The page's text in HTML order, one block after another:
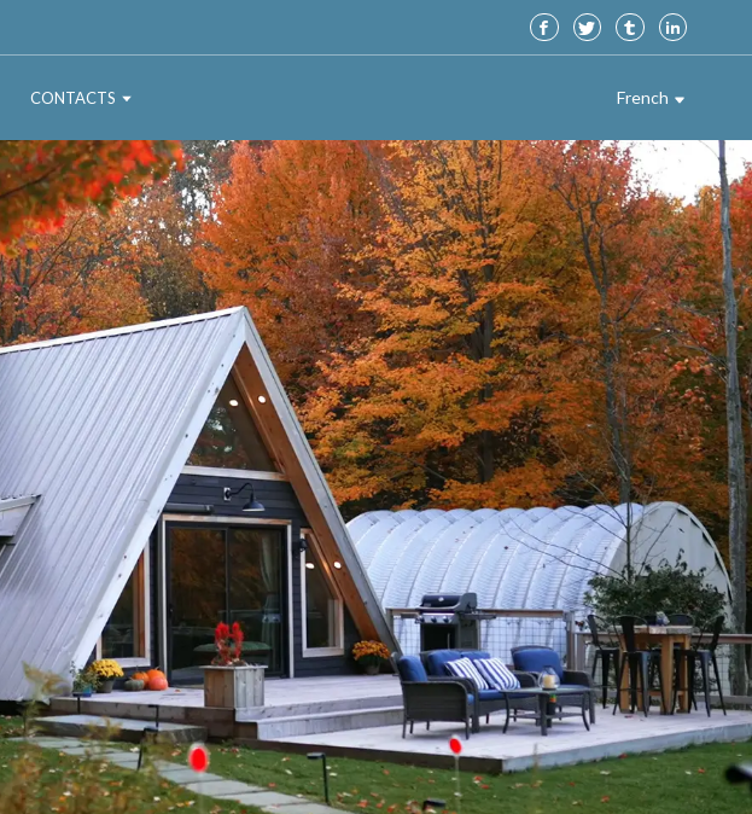
CONTACTS French